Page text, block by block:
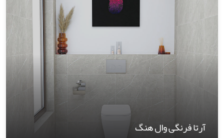
آرتا فرنگی وال هنگ